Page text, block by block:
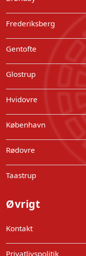
Frederiksberg
Gentofte
Glostrup
Hvidovre
København
Rødovre
Taastrup
Øvrigt
Kontakt
Privatlivspolitik